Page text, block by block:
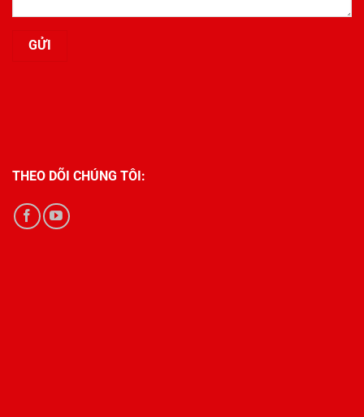
THEO DÕI CHÚNG TÔI: